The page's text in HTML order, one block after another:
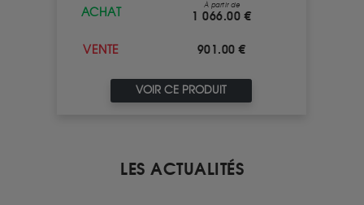
ACHAT
À partir de
1 066.00 €
VENTE 901.00 €
VOIR CE PRODUIT
LES ACTUALITÉS